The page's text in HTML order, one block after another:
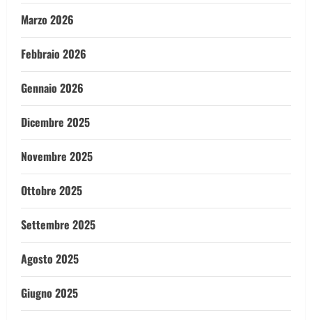
Marzo 2026
Febbraio 2026
Gennaio 2026
Dicembre 2025
Novembre 2025
Ottobre 2025
Settembre 2025
Agosto 2025
Giugno 2025